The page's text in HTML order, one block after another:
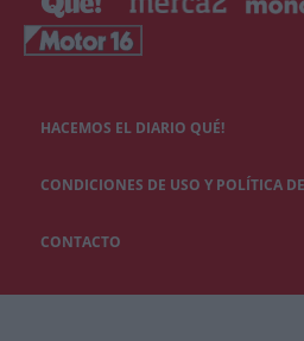
HACEMOS EL DIARIO QUÉ!
CONDICIONES DE USO Y POLÍTICA
CONTACTO